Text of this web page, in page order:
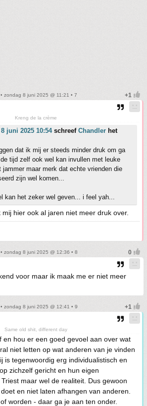
• zondag 8 juni 2025 @ 11:21 • 7
Kreng de la crème
juni 2025 10:54schreef Chandler het
dat ik mij er steeds minder druk om ga
tijd zelf ook wel kan invullen met leuke
maar merk dat echte vrienden die
zijn wel komen...
kan het zeker wel geven... i feel yah...
hier ook al jaren niet meer druk over.
• zondag 8 juni 2025 @ 12:36 • 8
voor maar ik maak me er niet meer
• zondag 8 juni 2025 @ 12:41 • 9
Same old shit, different day
en hou er een goed gevoel aan over wat
niet letten op wat anderen van je vinden
is tegenwoordig erg individualistisch en
zichzelf gericht en hun eigen
maar wel de realiteit. Dus gewoon
en niet laten afhangen van anderen.
worden - daar ga je aan ten onder.